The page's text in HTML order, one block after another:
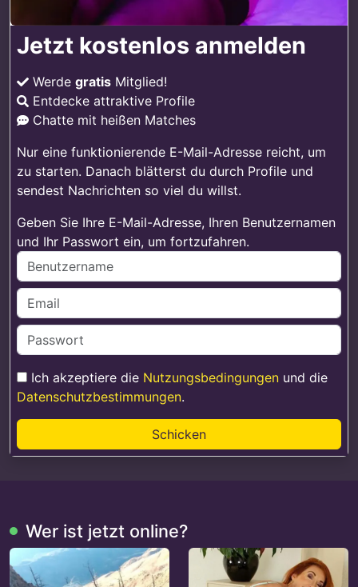
Jetzt kostenlos anmelden
Werde gratis Mitglied!
Entdecke attraktive Profile
Chatte mit heißen Matches
Nur eine funktionierende E-Mail-Adresse reicht, um
zu starten. Danach blätterst du durch Profile und
sendest Nachrichten so viel du willst.
Geben Sie Ihre E-Mail-Adresse, Ihren Benutzernamen
und Ihr Passwort ein, um fortzufahren.
Ich akzeptiere die Nutzungsbedingungen und die
Datenschutzbestimmungen.
Schicken
Wer ist jetzt online?